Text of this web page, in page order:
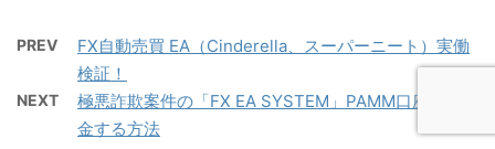
PREV
FX自動売買 EA（Cinderella、スーパーニート）実働
検証！
NEXT
極悪詐欺案件の「FX EA SYSTEM」PAMM口座から出
金する方法